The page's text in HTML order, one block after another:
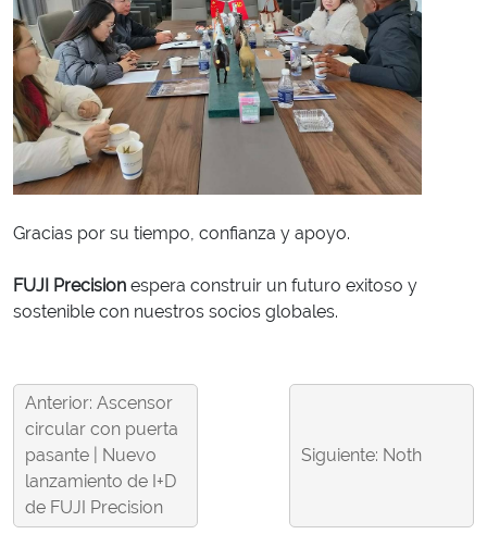
Gracias por su tiempo, confianza y apoyo.
FUJI Precision espera construir un futuro exitoso y
sostenible con nuestros socios globales.
Anterior: Ascensor
circular con puerta
pasante | Nuevo
lanzamiento de I+D
de FUJI Precision
Siguiente: Noth